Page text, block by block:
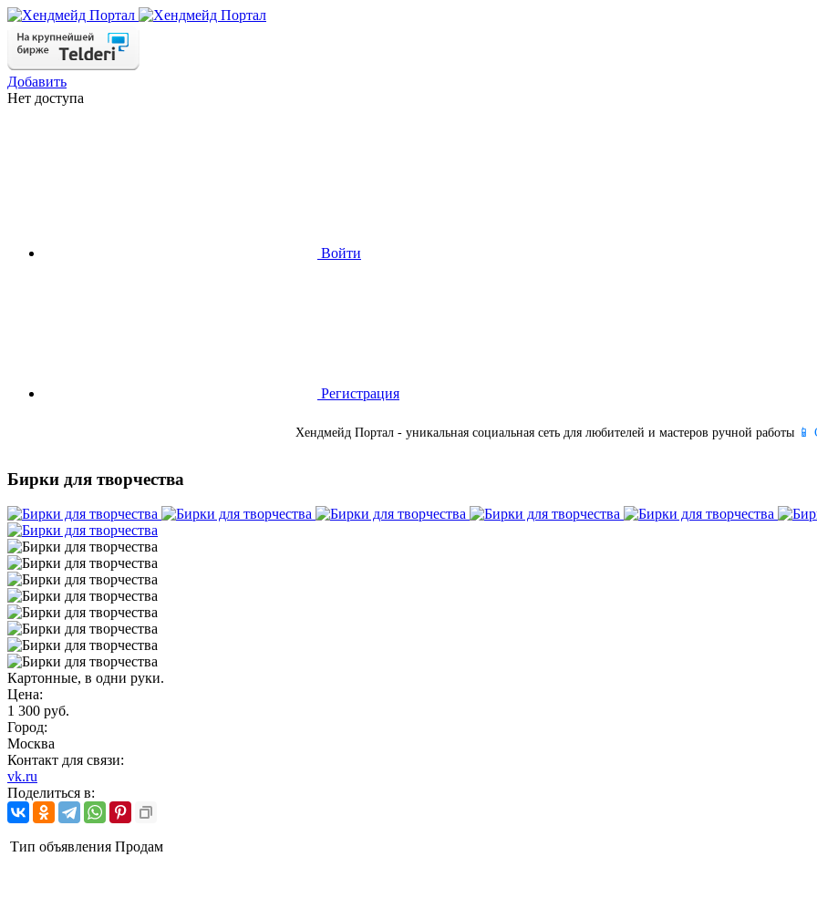
Добавить
Нет доступа
Войти
Регистрация
Хендмейд Портал - уникальная социальная сеть для любителей и мастеров ручной работы 📱
Бирки для творчества
Картонные, в одни руки.
Цена:
1 300 руб.
Город:
Москва
Контакт для связи:
vk.ru
Поделиться в:
Тип объявления Продам